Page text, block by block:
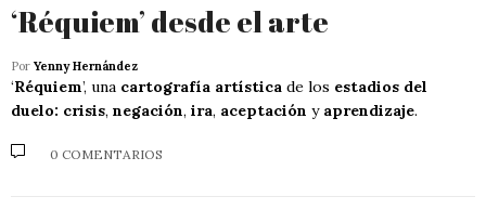
‘Réquiem’ desde el arte
Por Yenny Hernández
‘Réquiem’, una cartografía artística de los estadios del
duelo: crisis, negación, ira, aceptación y aprendizaje.
0 COMENTARIOS